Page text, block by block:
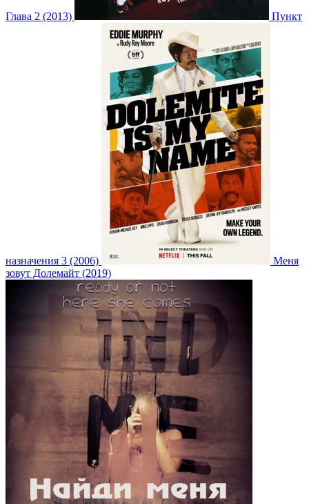
Глава 2 (2013) Пункт
назначения 3 (2006)
Меня
зовут Долемайт (2019)